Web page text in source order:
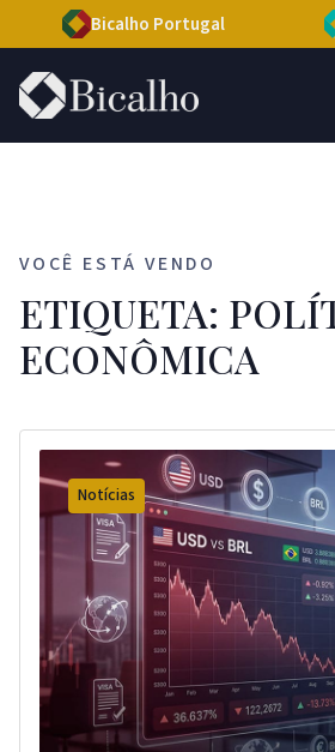
Bicalho Portugal
VOCÊ ESTÁ VENDO
ETIQUETA:
ECONÔMICA
Notícias